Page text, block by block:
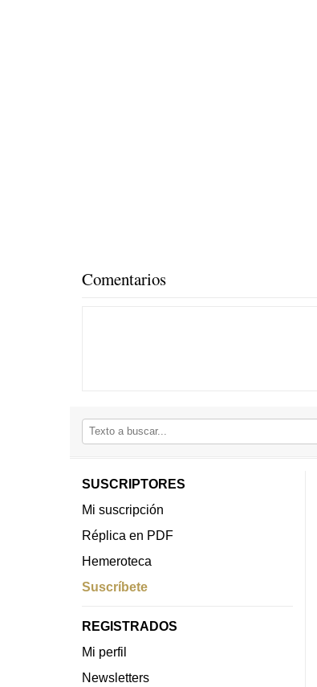
Comentarios
SUSCRIPTORES
Mi suscripción
Réplica en PDF
Hemeroteca
Suscríbete
REGISTRADOS
Mi perfil
Newsletters